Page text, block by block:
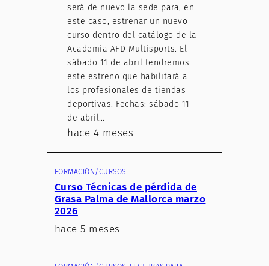
será de nuevo la sede para, en
este caso, estrenar un nuevo
curso dentro del catálogo de la
Academia AFD Multisports. El
sábado 11 de abril tendremos
este estreno que habilitará a
los profesionales de tiendas
deportivas. Fechas: sábado 11
de abril…
hace 4 meses
FORMACIÓN/CURSOS
Curso Técnicas de pérdida de
Grasa Palma de Mallorca marzo
2026
hace 5 meses